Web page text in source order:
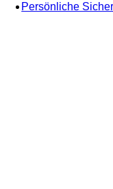
Persönliche